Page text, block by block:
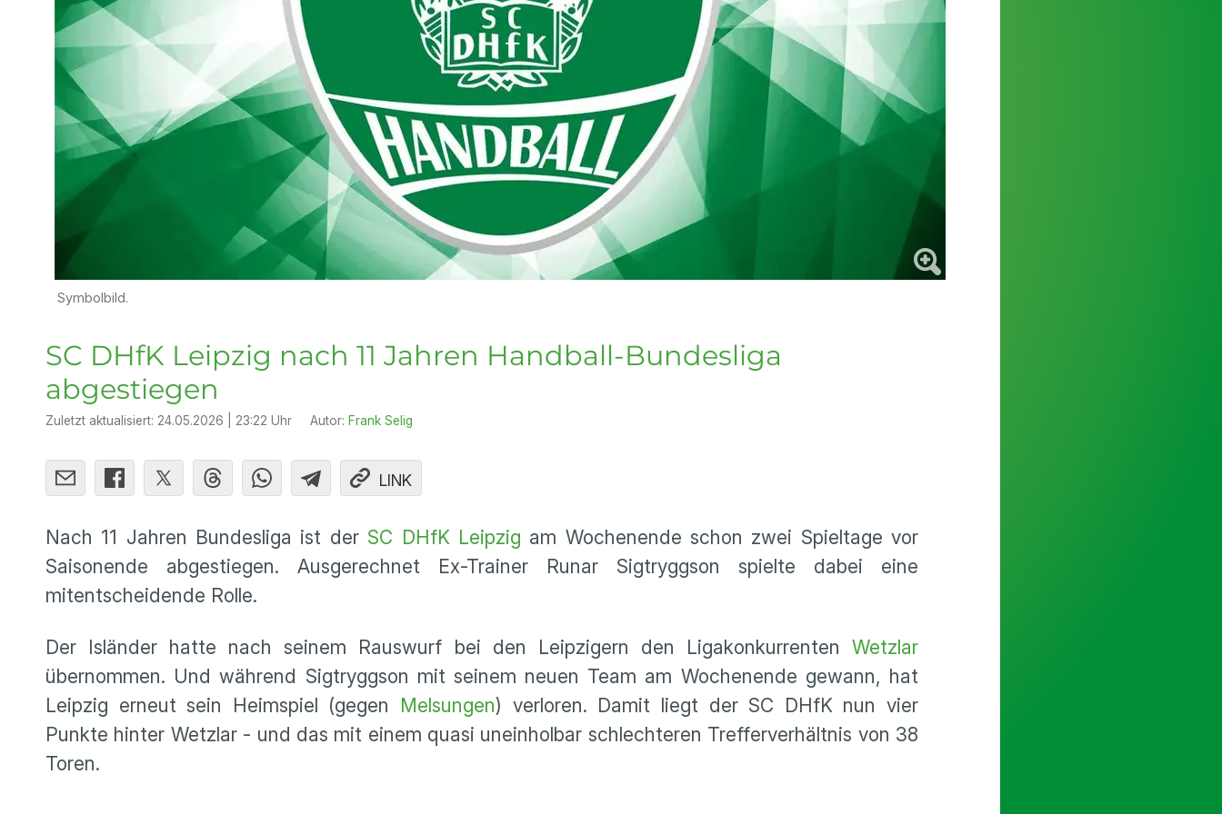
Symbolbild.
SC DHfK Leipzig nach 11 Jahren Handball-Bundesliga
abgestiegen
Zuletzt aktualisiert: 24.05.2026 | 23:22 Uhr Autor: Frank Selig
LINK
Nach 11 Jahren Bundesliga ist der SC DHfK Leipzig am Wochenende schon zwei Spieltage vor
Saisonende abgestiegen. Ausgerechnet Ex-Trainer Runar Sigtryggson spielte dabei eine
mitentscheidende Rolle.
Der Isländer hatte nach seinem Rauswurf bei den Leipzigern den Ligakonkurrenten Wetzlar
übernommen. Und während Sigtryggson mit seinem neuen Team am Wochenende gewann, hat
Leipzig erneut sein Heimspiel (gegen Melsungen) verloren. Damit liegt der SC DHfK nun vier
Punkte hinter Wetzlar - und das mit einem quasi uneinholbar schlechteren Trefferverhältnis von 38
Toren.